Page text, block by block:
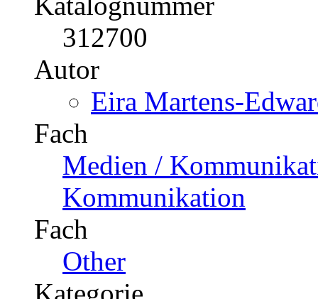
Kategorie
Fachbuch, 2014
Preis
US$ 49,99
Social Media im
Netzwerke in der
Unternehmen in